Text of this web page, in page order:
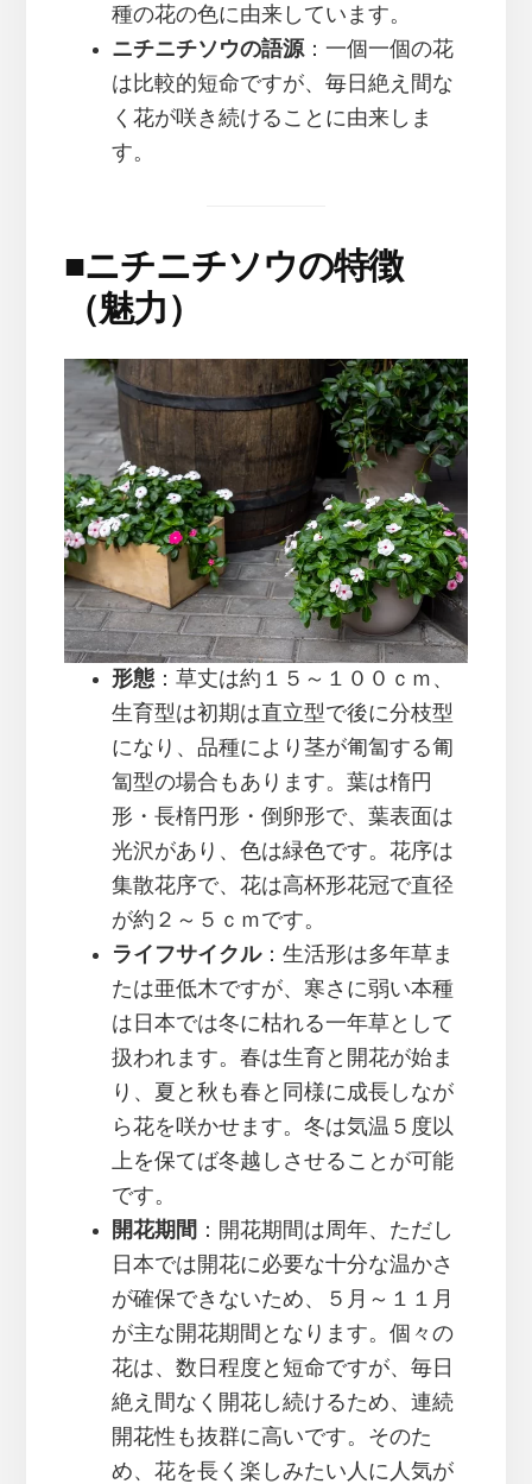
種の花の色に由来しています。
ニチニチソウの語源：一個一個の花
は比較的短命ですが、毎日絶え間な
く花が咲き続けることに由来しま
す。
■ニチニチソウの特徴
（魅力）
形態：草丈は約１５～１００ｃｍ、
生育型は初期は直立型で後に分枝型
になり、品種により茎が匍匐する匍
匐型の場合もあります。葉は楕円
形・長楕円形・倒卵形で、葉表面は
光沢があり、色は緑色です。花序は
集散花序で、花は高杯形花冠で直径
が約２～５ｃｍです。
ライフサイクル：生活形は多年草ま
たは亜低木ですが、寒さに弱い本種
は日本では冬に枯れる一年草として
扱われます。春は生育と開花が始ま
り、夏と秋も春と同様に成長しなが
ら花を咲かせます。冬は気温５度以
上を保てば冬越しさせることが可能
です。
開花期間 ：開花期間は周年、ただし
日本では開花に必要な十分な温かさ
が確保できないため、５月～１１月
が主な開花期間となります。個々の
花は、数日程度と短命ですが、毎日
絶え間なく開花し続けるため、連続
開花性も抜群に高いです。そのた
め、花を長く楽しみたい人に人気が